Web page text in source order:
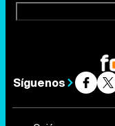
Síguenos